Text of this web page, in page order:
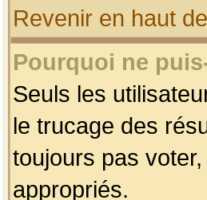
Revenir en haut
Pourquoi ne
Seuls les
le trucage des
toujours pas
appropriés.